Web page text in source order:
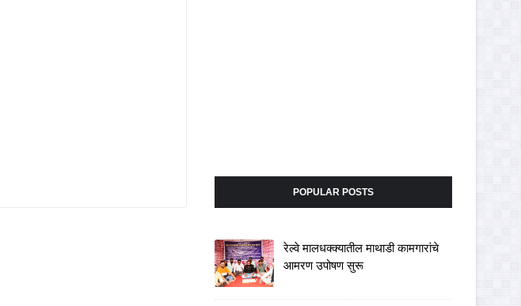
POPULAR POSTS
रेल्वे मालधक्क्यातील माथाडी कामगारांचे
आमरण उपोषण सुरू